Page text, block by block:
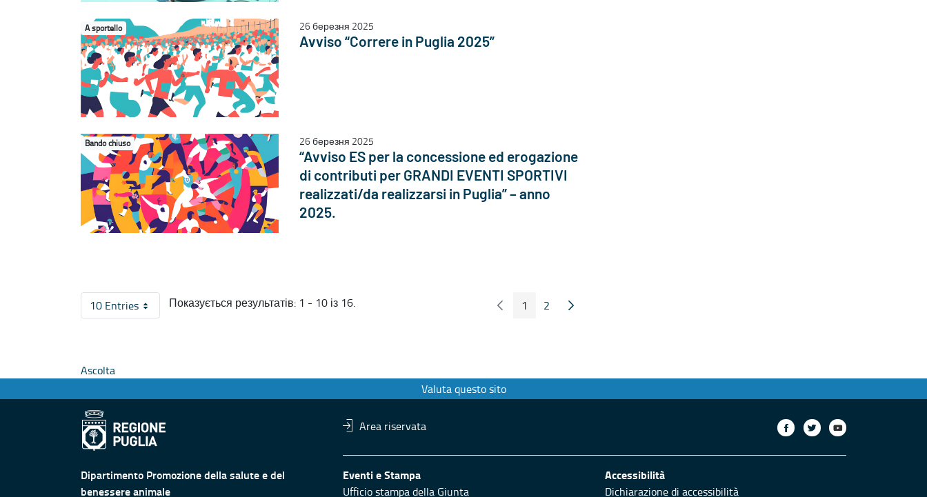
A sportello 26 березня 2025
Avviso “Correre in Puglia 2025”
Bando chiuso 26 березня 2025
“Avviso ES per la concessione ed erogazione
di contributi per GRANDI EVENTI SPORTIVI
realizzati/da realizzarsi in Puglia” – anno
2025.
10 EntriesНа сторінку
Показується результатів: 1 - 10 із 16. Попередні сторінка
Сторінка
1 Сторінка
2 Наступна сторінка
Ascolta
Valuta questo sito
Area riservata
Dipartimento Promozione della salute e del
benessere animale
Eventi e Stampa
Ufficio stampa della Giunta
Accessibilità
Dichiarazione di accessibilità